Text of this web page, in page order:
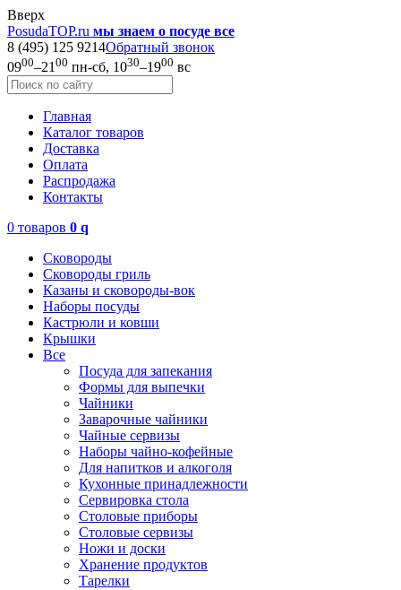
Вверх
PosudaTOP.ru мы знаем о посуде все
8 (495) 125 9214Обратный звонок
0900–21 00 пн-сб, 1030–1900 вс
Главная
Каталог товаров
Доставка
Оплата
Распродажа
Контакты
0 товаров 0 q
Сковороды
Сковороды гриль
Казаны и сковороды-вок
Наборы посуды
Кастрюли и ковши
Крышки
Все
Посуда для запекания
Формы для выпечки
Чайники
Заварочные чайники
Чайные сервизы
Наборы чайно-кофейные
Для напитков и алкоголя
Кухонные принадлежности
Сервировка стола
Столовые приборы
Столовые сервизы
Ножи и доски
Хранение продуктов
Тарелки